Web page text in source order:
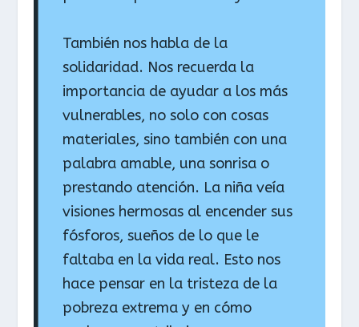
También nos habla de la
solidaridad. Nos recuerda la
importancia de ayudar a los más
vulnerables, no solo con cosas
materiales, sino también con una
palabra amable, una sonrisa o
prestando atención. La niña veía
visiones hermosas al encender sus
fósforos, sueños de lo que le
faltaba en la vida real. Esto nos
hace pensar en la tristeza de la
pobreza extrema y en cómo